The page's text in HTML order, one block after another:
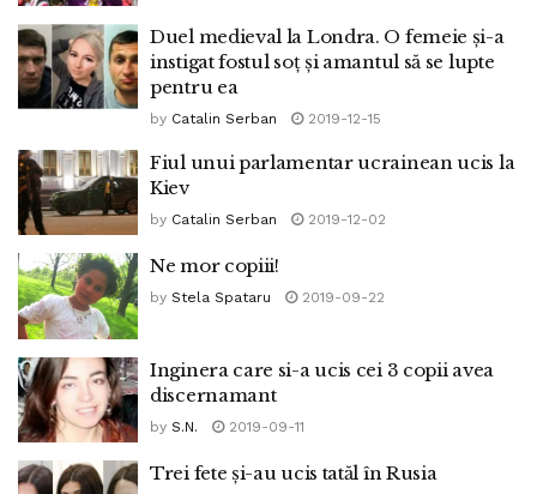
Duel medieval la Londra. O femeie și-a
instigat fostul soț și amantul să se lupte
pentru ea
by Catalin Serban 2019-12-15
Fiul unui parlamentar ucrainean ucis la
Kiev
by Catalin Serban 2019-12-02
Ne mor copiii!
by Stela Spataru 2019-09-22
Inginera care si-a ucis cei 3 copii avea
discernamant
by S.N. 2019-09-11
Trei fete și-au ucis tatăl în Rusia